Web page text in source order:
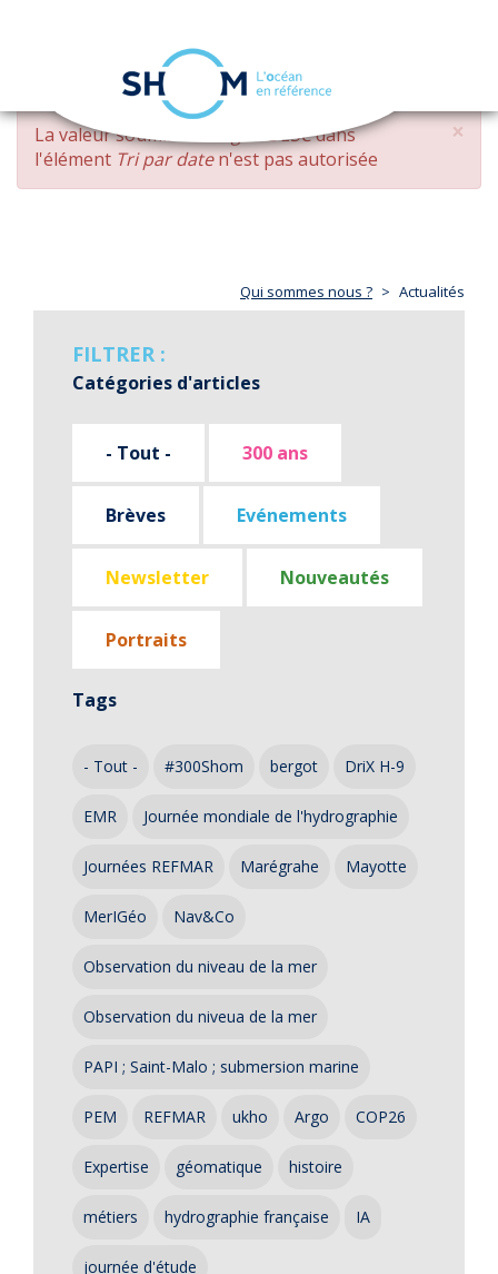
Aller
contenu
principal
navigation
×
MESSAGE
D'ERREUR
La valeur soumise changed DESCdans
l'élément Tri par daten'est pas autorisée
Qui sommes nous ? Actualités
FILTRER :
Catégories d'articles
- Tout - 300 ans
Brèves Evénements
Newsletter Nouveautés
Portraits
Tags
- Tout - #300Shom bergot DriX H-9
EMR Journée mondiale de l'hydrographie
Journées REFMAR Marégrahe Mayotte
MerIGéo Nav&Co
Observation du niveau de la mer
Observation du niveua de la mer
PAPI ; Saint-Malo ; submersion marine
PEM REFMAR ukho Argo COP26
Expertise géomatique histoire
métiers hydrographie française IA
journée d'étude